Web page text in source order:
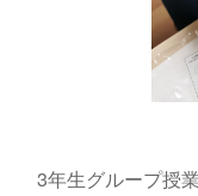
3年生グループ授